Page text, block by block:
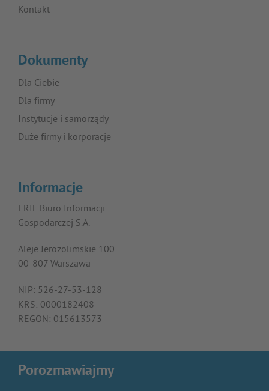
Kontakt
Dokumenty
Dla Ciebie
Dla firmy
Instytucje i samorządy
Duże firmy i korporacje
Informacje
ERIF Biuro Informacji
Gospodarczej S.A.
Aleje Jerozolimskie 100
00-807 Warszawa
NIP: 526-27-53-128
KRS: 0000182408
REGON: 015613573
Porozmawiajmy